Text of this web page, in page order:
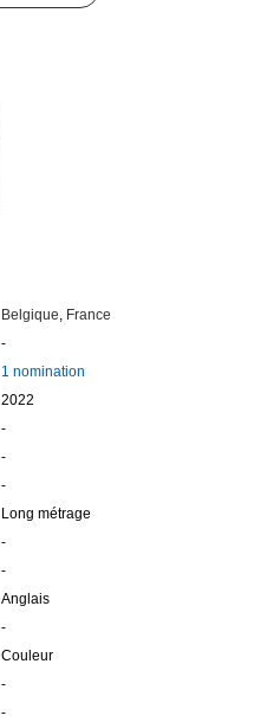
Belgique, France
-
1 nomination
2022
-
-
-
Long métrage
-
-
Anglais
-
Couleur
-
-